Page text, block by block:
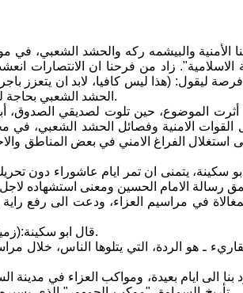
الأمنية والبيشمه ركه والحشد الشعبي،
زاد من فرحنا ان الانتصارات
ليقول: (هذا ليس كافيا، لابد ان يتعزز
الحشد الشعبي بحاجة لتطهير صفوفها من بعض المخربين والممارسات المخالفة للقانون ضد ابناء الشعب).
الموضوع، حين تلوت لصديقي الصدوق،
القوات الامنية وفصائل الحشد الشعبي، في
الفراغ الامني في بعض المناطق
سكينة، يتمنى ان تمر ايام عاشوراء دون
رسالة الامام الحسين ومعنى استشهاده
في مراسيم العزاء، ودعت الى رفع
قال ابو سكينة:(زميلك هذا كل شيء ما يعرف، يجوز حتى ما يعرف شنو "المستهل"، يعرف بس"الجلخ").
ـ هو الردة، التي يتلوها الناس، خلال
بنا الى ايام بعيدة، ومواكب العزاء في